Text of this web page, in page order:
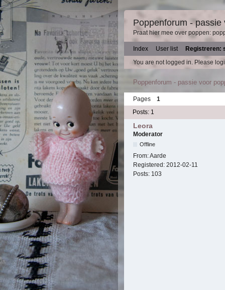
Poppenforum - passie
Praat hier mee over poppen:
Index User list
Registreren:
You are not logged in. Please
Poppenforum - passie voor
Pages
1
Posts: 1
Leora
Moderator
Offline
From:Aarde
Registered: 2012-02-11
Posts: 103